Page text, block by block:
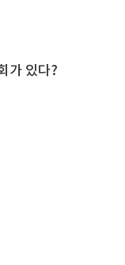
가 있다?